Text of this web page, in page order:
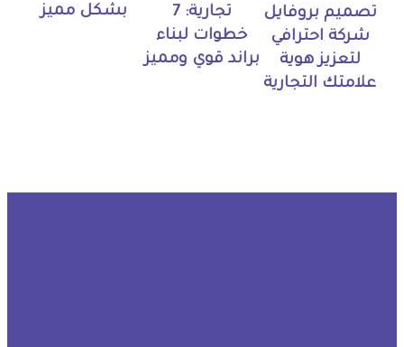
تصميم بروفايل
شركة احترافي
لتعزيز هوية
علامتك التجارية
تجارية: 7
خطوات لبناء
براند قوي ومميز
بشكل مميز